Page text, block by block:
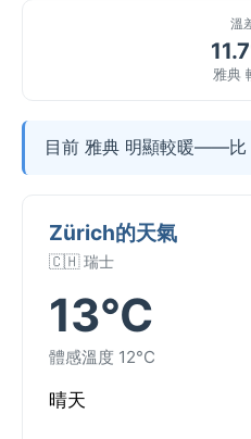
溫
雅典
目前 雅典 明顯較暖——比
Zürich的天氣
🇨🇭 瑞士
13°C
體感溫度 12°C
晴天